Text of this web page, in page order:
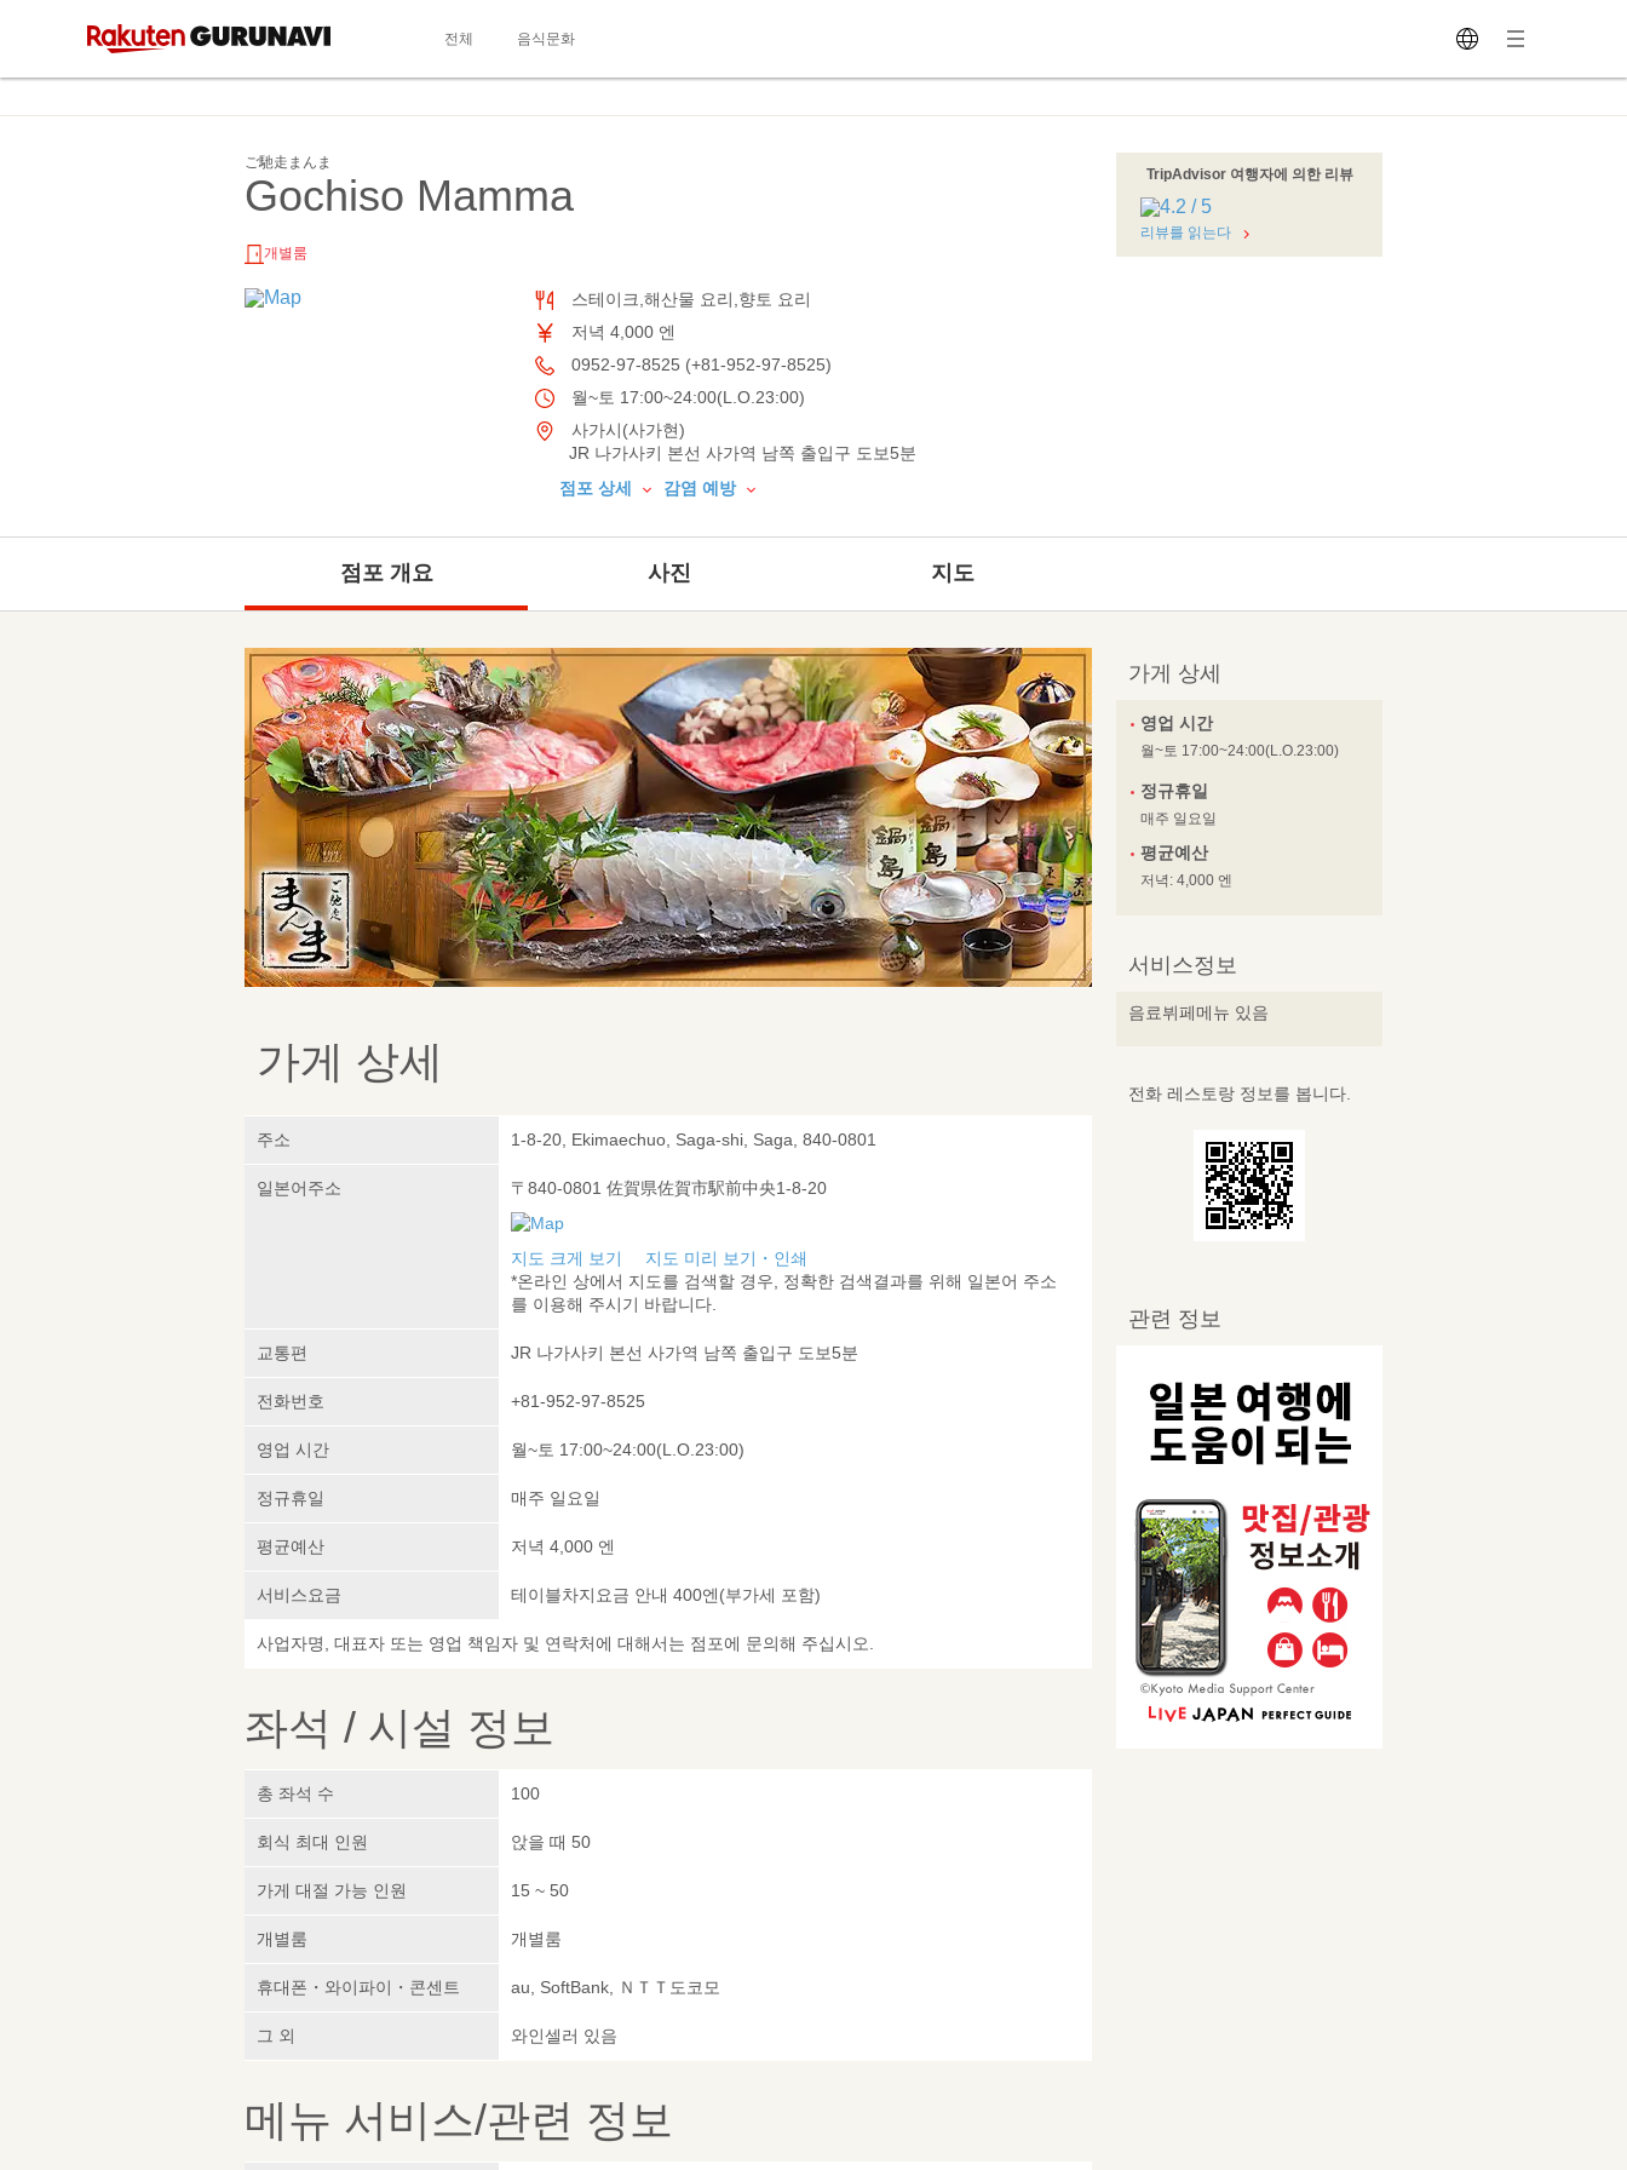
전체 음식문화
ご馳走まんま
Gochiso Mamma
개별룸
스테이크,해산물 요리,향토 요리
저녁 4,000 엔
0952-97-8525 (+81-952-97-8525)
월~토 17:00~24:00(L.O.23:00)
사가시(사가현)
JR 나가사키 본선 사가역 남쪽 출입구 도보5분
점포 상세
감염 예방
TripAdvisor 여행자에 의한 리뷰
리뷰를 읽는다
점포 개요 사진 지도
가게 상세
주소 1-8-20, Ekimaechuo, Saga-shi, Saga, 840-0801
일본어주소 〒840-0801 佐賀県佐賀市駅前中央1-8-20
지도 크게 보기
지도 미리 보기・인쇄
*온라인 상에서 지도를 검색할 경우, 정확한 검색결과를 위해 일본어 주소
를 이용해 주시기 바랍니다.
교통편 JR 나가사키 본선 사가역 남쪽 출입구 도보5분
전화번호 +81-952-97-8525
영업 시간 월~토 17:00~24:00(L.O.23:00)
정규휴일 매주 일요일
평균예산 저녁 4,000 엔
서비스요금 테이블차지요금 안내 400엔(부가세 포함)
사업자명, 대표자 또는 영업 책임자 및 연락처에 대해서는 점포에 문의해 주십시오.
좌석 / 시설 정보
총 좌석 수 100
회식 최대 인원 앉을 때 50
가게 대절 가능 인원 15 ~ 50
개별룸 개별룸
휴대폰・와이파이・콘센트 au, SoftBank, ＮＴＴ도코모
그 외 와인셀러 있음
메뉴 서비스/관련 정보
가게 상세
영업 시간
월~토 17:00~24:00(L.O.23:00)
정규휴일
매주 일요일
평균예산
저녁: 4,000 엔
서비스정보
음료뷔페메뉴 있음
전화 레스토랑 정보를 봅니다.
관련 정보